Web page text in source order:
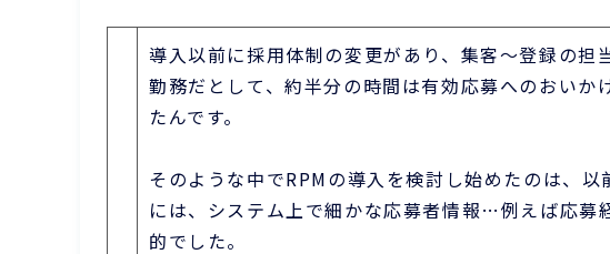
導入以前に採用体制の変更があり、集客～登録の
勤務だとして、約半分の時間は有効応募へのおい
たんです。
そのような中でRPMの導入を検討し始めたのは、
には、システム上で細かな応募者情報…例えば応募
的でした。